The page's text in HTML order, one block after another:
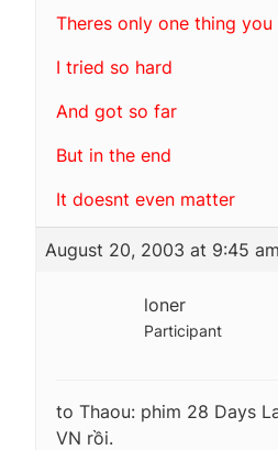
Theres only one thing
I tried so hard
And got so far
But in the end
It doesnt even matter
August 20, 2003 at 9:45 am
loner
Participant
to Thaou: phim 28 Days
VN rồi.